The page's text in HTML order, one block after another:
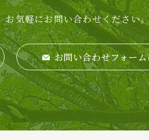
お気軽にお問い合わせください
お問い合わせフォー